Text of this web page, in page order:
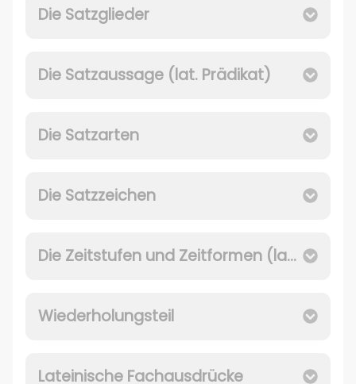
Die Satzglieder
Die Satzaussage (lat. Prädikat)
Die Satzarten
Die Satzzeichen
Die Zeitstufen und Zeitformen (lat. Tempusformen)
Wiederholungsteil
Lateinische Fachausdrücke